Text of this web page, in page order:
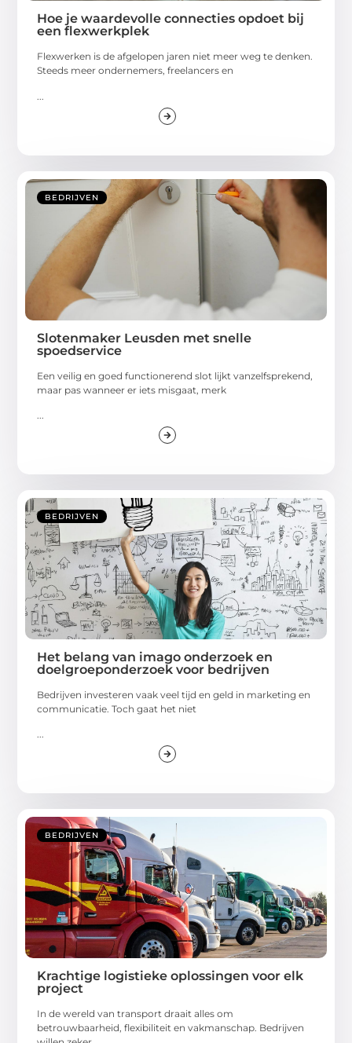
Hoe je waardevolle connecties opdoet bij
een flexwerkplek
Flexwerken is de afgelopen jaren niet meer weg te denken.
Steeds meer ondernemers, freelancers en
BEDRIJVEN
Slotenmaker Leusden met snelle
spoedservice
Een veilig en goed functionerend slot lijkt vanzelfsprekend,
maar pas wanneer er iets misgaat, merk
...
BEDRIJVEN
Het belang van imago onderzoek en
doelgroeponderzoek voor bedrijven
Bedrijven investeren vaak veel tijd en geld in marketing en
communicatie. Toch gaat het niet
...
BEDRIJVEN
Krachtige logistieke oplossingen voor elk
project
In de wereld van transport draait alles om
betrouwbaarheid, flexibiliteit en vakmanschap. Bedrijven